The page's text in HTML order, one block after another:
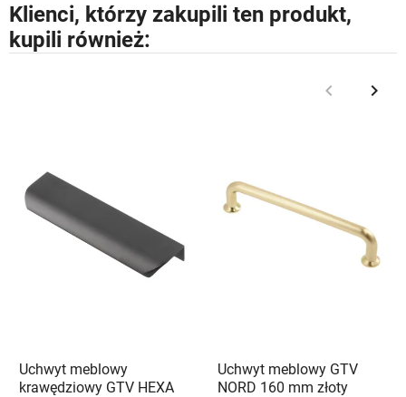
Klienci, którzy zakupili ten produkt,
kupili również:
Poprzedni
keyboard_arrow_left keyboard_arrow_right
Uchwyt meblowy
krawędziowy GTV HEXA
Uchwyt meblowy GTV
NORD 160 mm złoty